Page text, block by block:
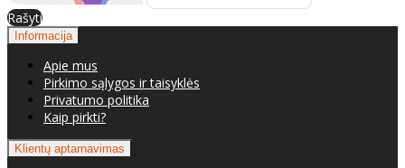
Rašyti
Informacija
Apie mus
Pirkimo sąlygos ir taisyklės
Privatumo politika
Kaip pirkti?
Klientų aptarnavimas